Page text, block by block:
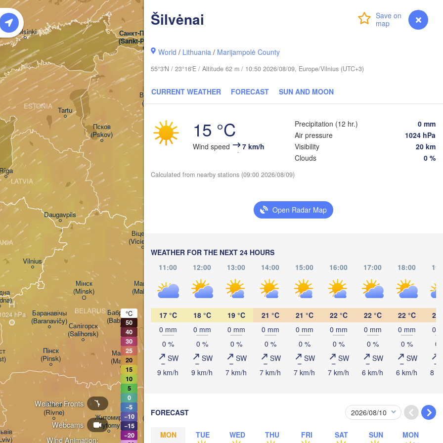
myVentusky Forecast
Šilvėnai
World / Lithuania / Marijampolė County
55°3'N / 23°16'E / Altitude 62 m / 10:50 2026/08/09, Europe/Vilnius (UTC+3)
CURRENT WEATHER FORECAST SUN AND MOON
15 °C
Wind speed 7 km/h
Precipitation (12 hr.)
0 mm
Air pressure
1024 hPa
Visibility
20 km
Clouds
0 %
Calculated from nearby stations (09:00 2026/08/09)
Open Radar Map
WEATHER FOR THE NEXT 24 HOURS
11:00
12:00 13:00 14:00 15:00 16:00 17:00 18:00
17 °C
0 mm
0 %
SW
9 km/h
18 °C
0 mm
0 %
SW
9 km/h
19 °C
0 mm
0 %
SW
7 km/h
21 °C
0 mm
0 %
SW
7 km/h
21 °C
0 mm
0 %
SW
7 km/h
22 °C
0 mm
0 %
SW
7 km/h
22 °C
0 mm
0 %
SW
6 km/h
22 °C
0 mm
0 %
SW
6 km/h
21
0
0
8
FORECAST
MON TUE WED THU FRI SAT SUN MON
Wind Animation:
Webcams
Weather Fronts
Санкт-Петербург
(Sankt-Peterburg)
Helsinki
Псков
(Pskov)
Великий Новгород
(Veliky Novgorod)
Tartu
Daugavpils
LATVIA
ESTONIA
Київ
(Kyiv)
Мінск
(Minsk)
Гомель
(Homieĺ)
Vilnius
Бабруйск
(Babrujsk)
Баранавічы
(Baranavičy)
Житомир
(Zhytomyr)
Чернігів
Рівне
(Rivne)
Пінск
(Pinsk)
Мазыр
(Mazyr)
Салігорск
(Salihorsk)
Віцебск
(Viciebsk)
Магілёў
(Mahilioŭ)
Смоленск
(Smolensk)
BELARUS
Череповец
(Tver)
Вологда
(Vologda)
Москва
(Moscow)
(Kharkiv)
Воронеж
(Voronezh)
Липецк
(Lipetsk)
Полтава
Тамбов
(Tambov)
Курск
(Kursk)
Тула
(Tula)
Брянск
(Bryansk)
Орёл
(Oryol)
H
°C
50
40
30
25
20
15
10
5
0
−5
−10
−15
−20